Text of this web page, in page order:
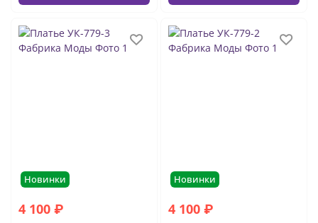
Новинки
4 100 ₽
Новинки
4 100 ₽